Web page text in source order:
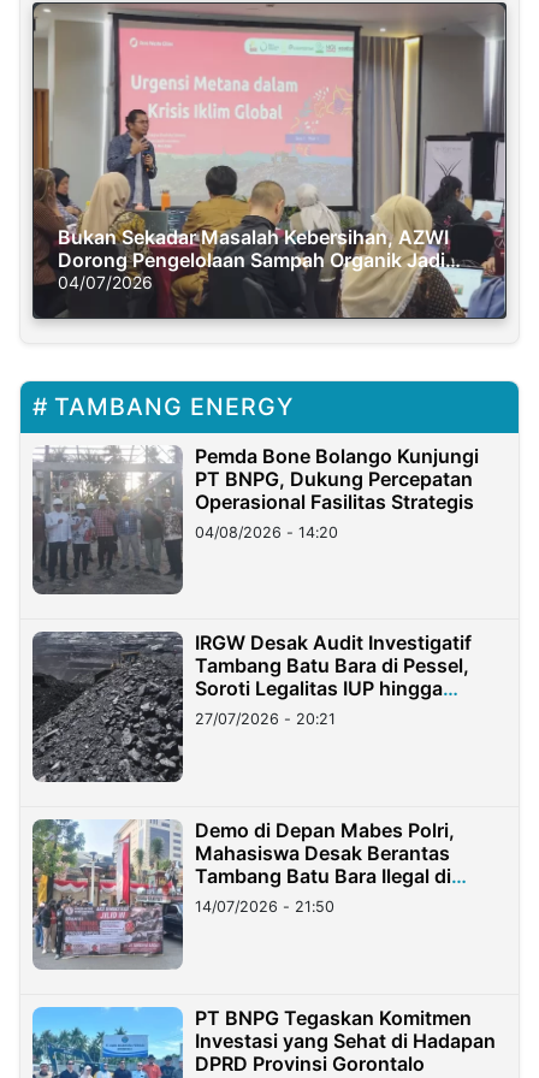
Bukan Sekadar Masalah Kebersihan, AZWI
Dorong Pengelolaan Sampah Organik Jadi
Solusi Krisis Iklim
04/07/2026
TAMBANG ENERGY
Pemda Bone Bolango Kunjungi
PT BNPG, Dukung Percepatan
Operasional Fasilitas Strategis
04/08/2026 - 14:20
IRGW Desak Audit Investigatif
Tambang Batu Bara di Pessel,
Soroti Legalitas IUP hingga
Stockpile
27/07/2026 - 20:21
Demo di Depan Mabes Polri,
Mahasiswa Desak Berantas
Tambang Batu Bara Ilegal di
Lampung
14/07/2026 - 21:50
PT BNPG Tegaskan Komitmen
Investasi yang Sehat di Hadapan
DPRD Provinsi Gorontalo